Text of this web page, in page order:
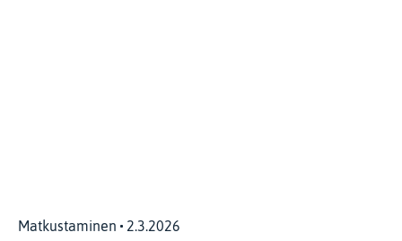
Matkustaminen 2.3.2026